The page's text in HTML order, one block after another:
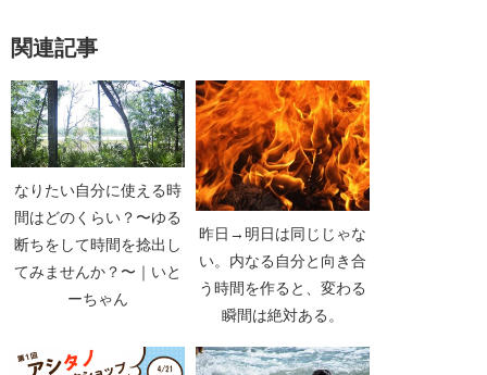
関連記事
なりたい自分に使える時
間はどのくらい？〜ゆる
断ちをして時間を捻出し
てみませんか？〜｜いと
ーちゃん
昨日→明日は同じじゃな
い。内なる自分と向き合
う時間を作ると、変わる
瞬間は絶対ある。